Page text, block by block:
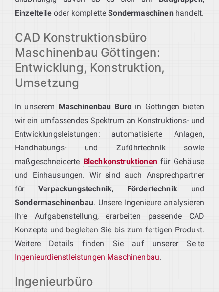
Einzelteileoder kompletteSondermaschinenhandelt.
CAD Konstruktionsbüro
Maschinenbau Göttingen:
Entwicklung, Konstruktion,
Umsetzung
In unserem Maschinenbau Büro in Göttingen bieten
wir ein umfassendes Spektrum an Konstruktions- und
Entwicklungsleistungen: automatisierte Anlagen,
Handhabungs- und Zuführtechnik sowie
maßgeschneiderte Blechkonstruktionenfür Gehäuse
und Einhausungen. Wir sind auch Ansprechpartner
fürVerpackungstechnik, Fördertechnikund
Sondermaschinenbau. Unsere Ingenieure analysieren
Ihre Aufgabenstellung, erarbeiten passende CAD
Konzepte und begleiten Sie bis zum fertigen Produkt.
Weitere Details finden Sie auf unserer Seite
Ingenieurdienstleistungen Maschinenbau.
Ingenieurbüro